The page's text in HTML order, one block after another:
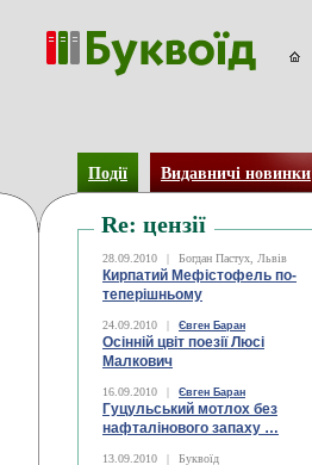
Події Видавничі новинки
Re: цензії
28.09.2010 | Богдан Пастух, Львів
Кирпатий Мефістофель по-
теперішньому
24.09.2010 | Євген Баран
Осінній цвіт поезії Люсі
Малкович
16.09.2010 | Євген Баран
Гуцульський мотлох без
нафталінового запаху …
13.09.2010 | Буквоїд